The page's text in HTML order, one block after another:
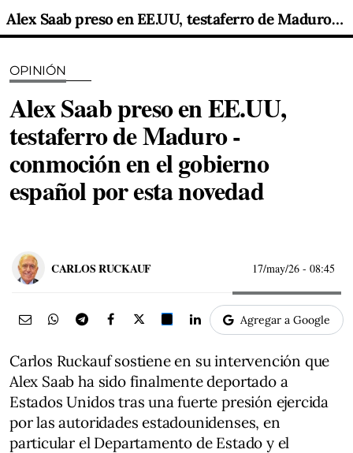
Alex Saab preso en EE.UU, testaferro de Maduro - conmoción en el gobierno español por esta novedad
OPINIÓN
Alex Saab preso en EE.UU,
testaferro de Maduro -
conmoción en el gobierno
español por esta novedad
CARLOS RUCKAUF 17/may/26 - 08:45
Agregar a Google
Carlos Ruckauf sostiene en su intervención que
Alex Saab ha sido finalmente deportado a
Estados Unidos tras una fuerte presión ejercida
por las autoridades estadounidenses, en
particular el Departamento de Estado y el